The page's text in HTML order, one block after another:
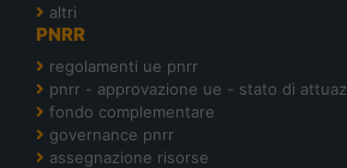
altri
PNRR
regolamenti ue pnrr
pnrr - approvazione ue - stato di
fondo complementare
governance pnrr
assegnazione risorse